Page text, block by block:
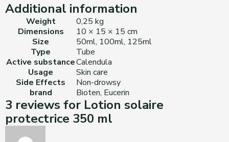
Additional information
Weight
0,25 kg
Dimensions
10 × 15 × 15 cm
Size
50ml, 100ml, 125ml
Type
Tube
Active substanceCalendula
Usage
Skin care
Side Effects
Non-drowsy
brand
Bioten, Eucerin
3 reviews for Lotion solaire
protectrice 350 ml